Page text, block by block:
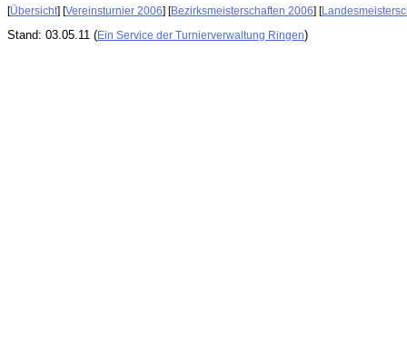
[Übersicht] [Vereinsturnier 2006] [Bezirksmeisterschaften 2006] [
Stand: 03.05.11 (Ein Service der Turnierverwaltung Ringen)